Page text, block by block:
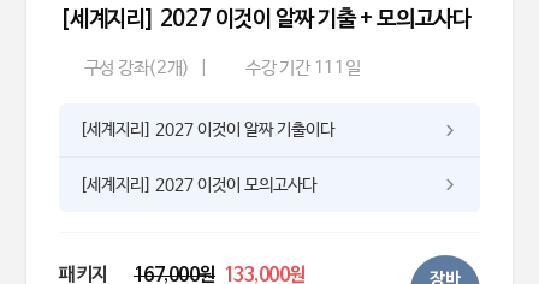
[세계지리] 2027 이것이 알짜 기출 + 모의고사다
구성 강좌(2개) 수강 기간 111일
[세계지리] 2027 이것이 알짜 기출이다
[세계지리] 2027 이것이 모의고사다
패키지 167,000원 133,000원
장바